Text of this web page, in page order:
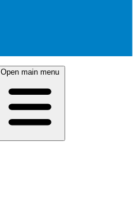
Open main menu